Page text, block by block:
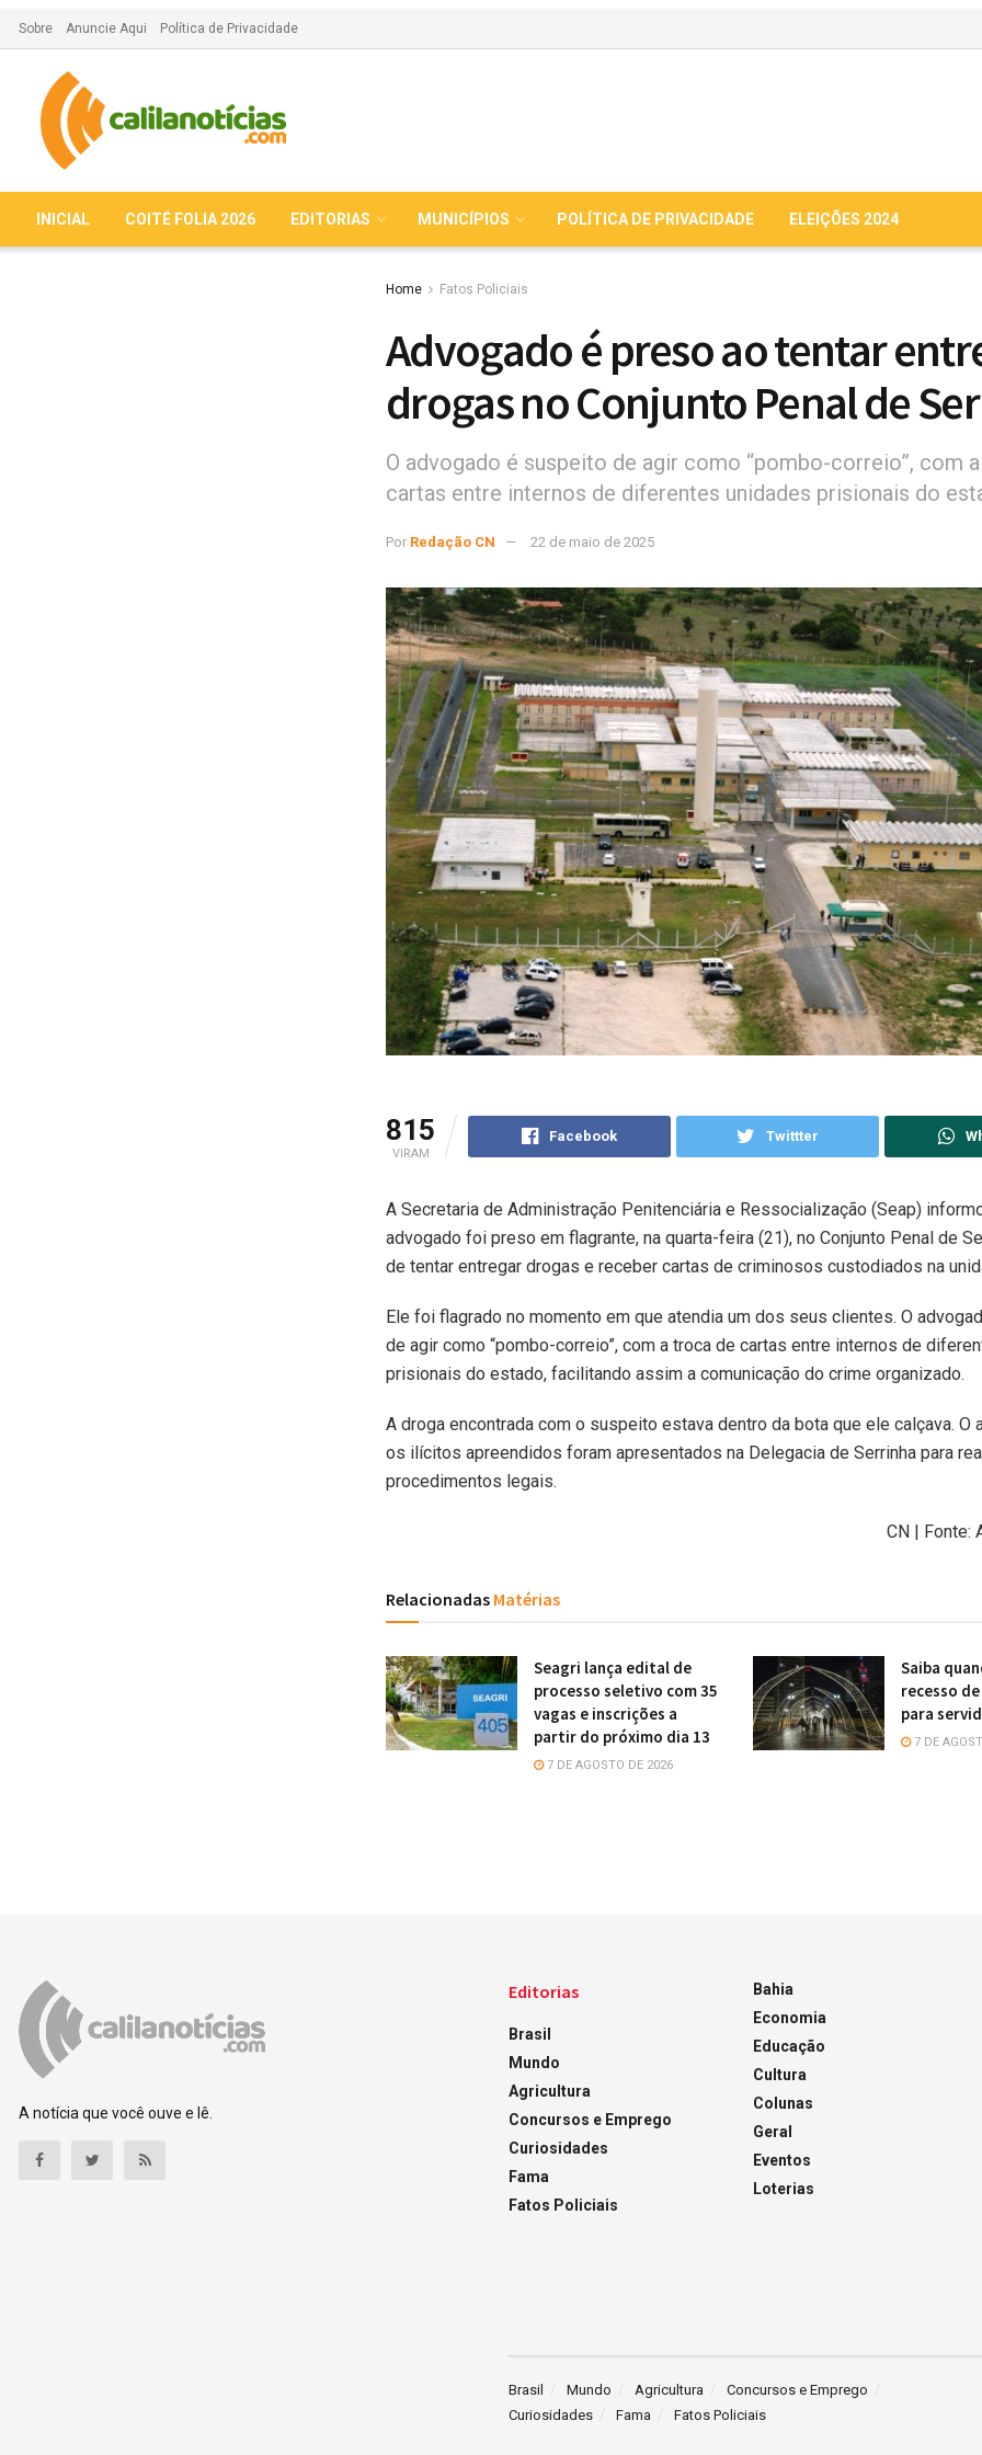
Sobre Anuncie Aqui Política de Privacidade
INICIAL COITÉ FOLIA 2026 EDITORIAS MUNICÍPIOS POLÍTICA DE PRIVACIDADE ELEIÇÕES 2024
Home Fatos Policiais
Advogado é preso ao tentar
drogas no Conjunto Penal de
O advogado é suspeito de agir como “pombo-correio”, com
cartas entre internos de diferentes unidades prisionais do
Por Redação CN 22 de maio de 2025
815
VIRAM
Facebook Twittter
A Secretaria de Administração Penitenciária e Ressocialização (Seap)
advogado foi preso em flagrante, na quarta-feira (21), no Conjunto Penal de
de tentar entregar drogas e receber cartas de criminosos custodiados na
Ele foi flagrado no momento em que atendia um dos seus clientes. O
de agir como “pombo-correio”, com a troca de cartas entre internos de
prisionais do estado, facilitando assim a comunicação do crime organizado.
A droga encontrada com o suspeito estava dentro da bota que ele calçava. O
os ilícitos apreendidos foram apresentados na Delegacia de Serrinha para
procedimentos legais.
CN | Fonte:
Relacionadas Matérias
Seagri lança edital de
processo seletivo com 35
vagas e inscrições a
partir do próximo dia 13
7 DE AGOSTO DE 2026
Saiba
recesso
para
7 DE
A notícia que você ouve e lê.
Editorias
Brasil
Mundo
Agricultura
Concursos e Emprego
Curiosidades
Fama
Fatos Policiais
Bahia
Economia
Educação
Cultura
Colunas
Geral
Eventos
Loterias
Brasil Mundo Agricultura
Concursos e Emprego
Curiosidades
Fama Fatos Policiais